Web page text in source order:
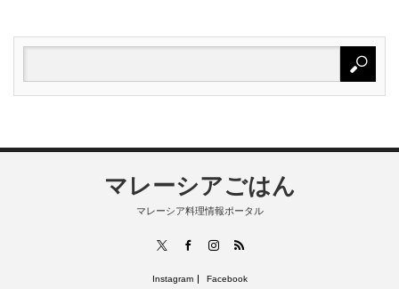
マレーシアごはん
マレーシア料理情報ポータル
FacebookInstagram
RSS
Instagram Facebook